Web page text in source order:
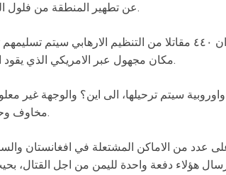
عن تطهير المنطقة من فلول التنظيم الارهابي.
٢٠٠ داعشي سلموا انفسهم لقسد، وفي الاتفاق ان ٤٤٠ مقاتلا من التنظيم
مكان مجهول عبر الامريكي الذي يقود التحالف الدولي.
سيتم ترحيلها، الى اين؟ والوجهة غير
مخاوف وحفيظة الكثيرين.
عدد من الاماكن المشتعلة في افغانستان
هؤلاء دفعة واحدة لليمن من اجل القتال،